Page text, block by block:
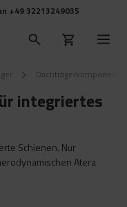
+49 32213249035
integriertes
Schienen. Nur
Atera